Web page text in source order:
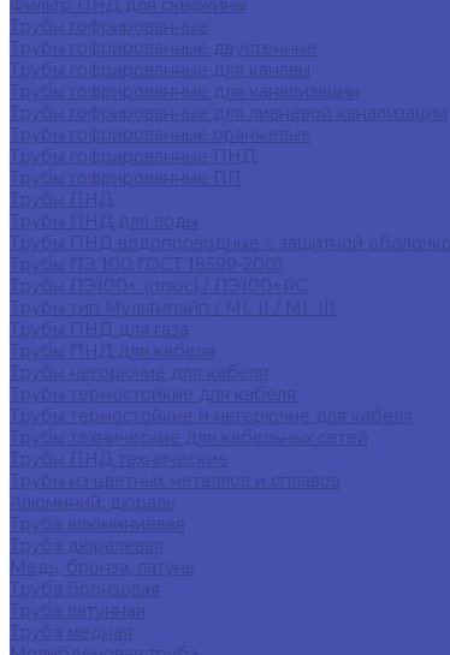
Фильтр ПНД для скважины
Трубы гофрированные
Трубы гофрированные двустенные
Трубы гофрированные для канавы
Трубы гофрированные для канализации
Трубы гофрированные для ливневой канализации
Трубы гофрированные оранжевые
Трубы гофрированные ПНД
Трубы гофрированные ПП
Трубы ПНД
Трубы ПНД для воды
Трубы ПНД водопроводные с защитной
Трубы ПЭ 100 ГОСТ 18599-2001
Трубы ПЭ100+ (плюс) / ПЭ100+RC
Трубы тип Мультипайп / ML II / ML III
Трубы ПНД для газа
Трубы ПНД для кабеля
Трубы негорючие для кабеля
Трубы термостойкие для кабеля
Трубы термостойкие и негорючие для кабеля
Трубы технические для кабельных сетей
Трубы ПНД технические
Трубы из цветных металлов и сплавов
Алюминий, дюраль
Труба алюминиевая
Труба дюралевая
Медь, бронза, латунь
Труба бронзовая
Труба латунная
Труба медная